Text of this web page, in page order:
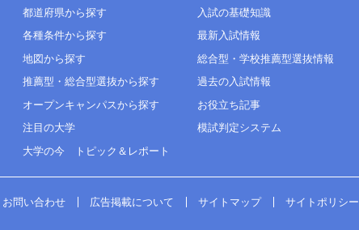
都道府県から探す
各種条件から探す
地図から探す
推薦型・総合型選抜から探す
オープンキャンパスから探す
注目の大学
大学の今 トピック＆レポート
入試の基礎知識
最新入試情報
総合型・学校推薦型選抜情報
過去の入試情報
お役立ち記事
模試判定システム
お問い合わせ 広告掲載について サイトマップ サイトポリシー